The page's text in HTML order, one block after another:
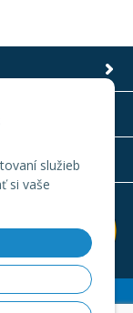
služieb
si vaše